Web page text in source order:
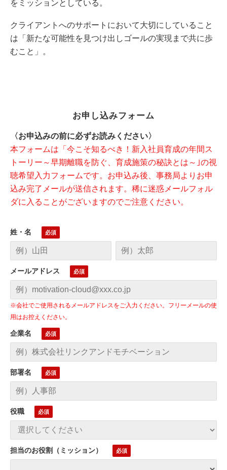
をミッションとしている。
クライアントへのサポートにおいて大切にしていること
は「新たな可能性を見つけ出しゴールの実現まで共に歩
むこと」。
お申し込みフォーム
〈お申込みの前に必ずお読みください〉
本フォームは「今こそ知るべき！新入社員育成の年間ス
トーリー～早期離職を防ぐ、育成施策の秘訣とは～｣の視
聴希望入力フォームです。お申込み後、事務局よりお申
込み完了メールが送信されます。稀に迷惑メールフォル
ダに入ることがございますのでご注意ください。
姓・名
メールアドレス
※会社でご使用されるメールアドレスをご入力ください。フリーメールの使
用はお控えください。
企業名
部署名
役職
担当のお役割（ミッション）